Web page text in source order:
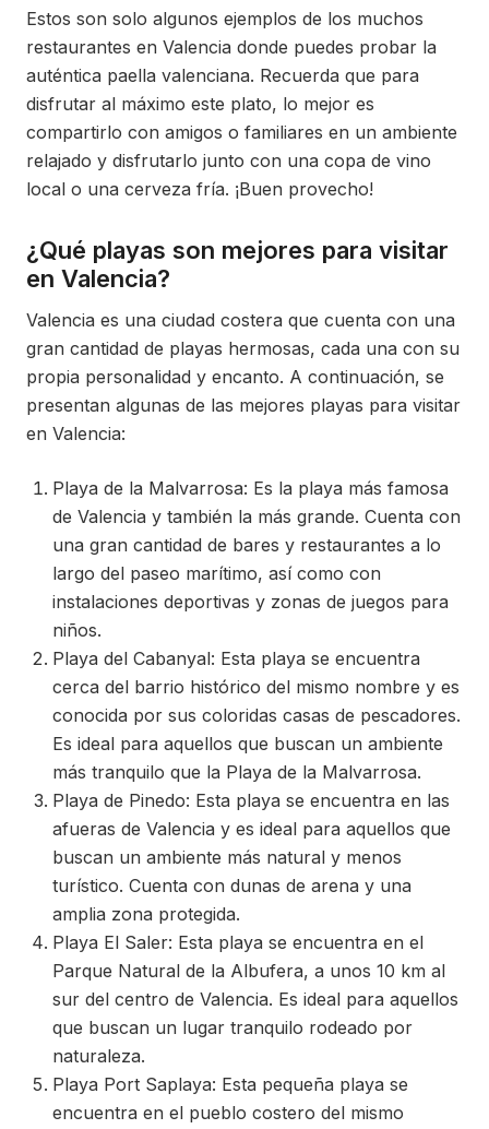
Estos son solo algunos ejemplos de los muchos
restaurantes en Valencia donde puedes probar la
auténtica paella valenciana. Recuerda que para
disfrutar al máximo este plato, lo mejor es
compartirlo con amigos o familiares en un ambiente
relajado y disfrutarlo junto con una copa de vino
local o una cerveza fría. ¡Buen provecho!
¿Qué playas son mejores para visitar
en Valencia?
Valencia es una ciudad costera que cuenta con una
gran cantidad de playas hermosas, cada una con su
propia personalidad y encanto. A continuación, se
presentan algunas de las mejores playas para visitar
en Valencia:
Playa de la Malvarrosa: Es la playa más famosa
de Valencia y también la más grande. Cuenta con
una gran cantidad de bares y restaurantes a lo
largo del paseo marítimo, así como con
instalaciones deportivas y zonas de juegos para
niños.
Playa del Cabanyal: Esta playa se encuentra
cerca del barrio histórico del mismo nombre y es
conocida por sus coloridas casas de pescadores.
Es ideal para aquellos que buscan un ambiente
más tranquilo que la Playa de la Malvarrosa.
Playa de Pinedo: Esta playa se encuentra en las
afueras de Valencia y es ideal para aquellos que
buscan un ambiente más natural y menos
turístico. Cuenta con dunas de arena y una
amplia zona protegida.
Playa El Saler: Esta playa se encuentra en el
Parque Natural de la Albufera, a unos 10 km al
sur del centro de Valencia. Es ideal para aquellos
que buscan un lugar tranquilo rodeado por
naturaleza.
Playa Port Saplaya: Esta pequeña playa se
encuentra en el pueblo costero del mismo